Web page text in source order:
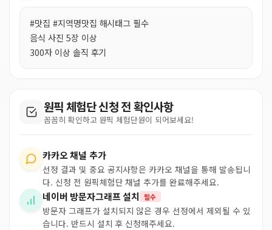
#맛집 #지역명맛집 해시태그 필수
음식 사진 5장 이상
300자 이상 솔직 후기
원픽 체험단 신청 전 확인사항
꼼꼼히 확인하고 원픽 체험단원이 되어보세요!
카카오 채널 추가
선정 결과 및 중요 공지사항은 카카오 채널을 통해 발송됩니
다. 신청 전 원픽체험단 채널 추가를 완료해주세요.
네이버 방문자그래프 설치 필수
방문자 그래프가 설치되지 않은 경우 선정에서 제외될 수 있
습니다. 반드시 설치 후 신청해주세요.